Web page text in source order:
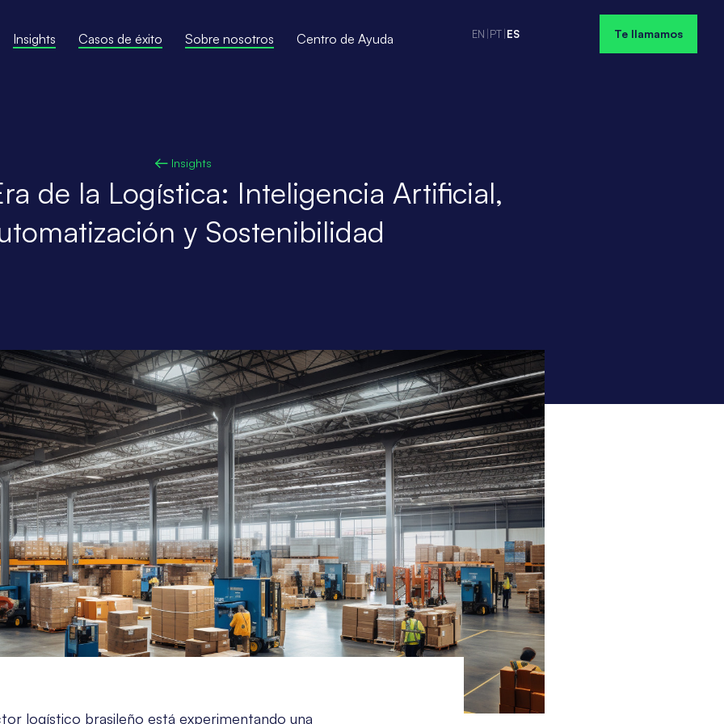
Insights Casos de éxito Sobre nosotros Centro de Ayuda EN PT ES Te llamamos
Insights
de la Logística: Inteligencia Artificial,
y Sostenibilidad
logístico brasileño está experimentando una